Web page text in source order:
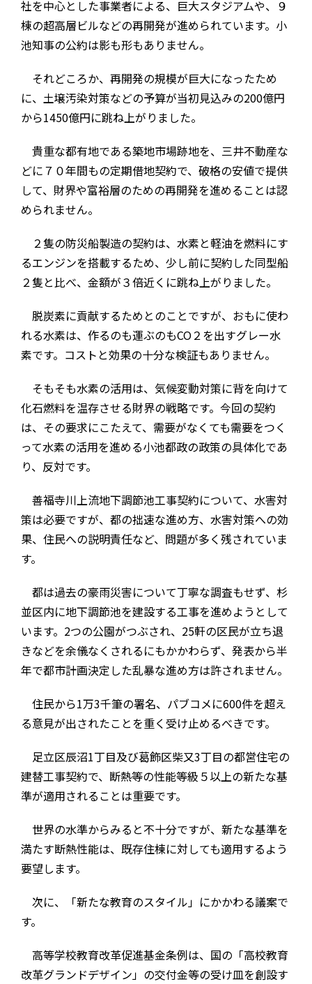
社を中心とした事業者による、巨大スタジアムや、９
棟の超高層ビルなどの再開発が進められています。小
池知事の公約は影も形もありません。
それどころか、再開発の規模が巨大になったため
に、土壌汚染対策などの予算が当初見込みの200億円
から1450億円に跳ね上がりました。
貴重な都有地である築地市場跡地を、三井不動産な
どに７０年間もの定期借地契約で、破格の安値で提供
して、財界や富裕層のための再開発を進めることは認
められません。
２隻の防災船製造の契約は、水素と軽油を燃料にす
るエンジンを搭載するため、少し前に契約した同型船
２隻と比べ、金額が３倍近くに跳ね上がりました。
脱炭素に貢献するためとのことですが、おもに使わ
れる水素は、作るのも運ぶのもCO２を出すグレー水
素です。コストと効果の十分な検証もありません。
そもそも水素の活用は、気候変動対策に背を向けて
化石燃料を温存させる財界の戦略です。今回の契約
は、その要求にこたえて、需要がなくても需要をつく
って水素の活用を進める小池都政の政策の具体化であ
り、反対です。
善福寺川上流地下調節池工事契約について、水害対
策は必要ですが、都の拙速な進め方、水害対策への効
果、住民への説明責任など、問題が多く残されていま
す。
都は過去の豪雨災害について丁寧な調査もせず、杉
並区内に地下調節池を建設する工事を進めようとして
います。2つの公園がつぶされ、25軒の区民が立ち退
きなどを余儀なくされるにもかかわらず、発表から半
年で都市計画決定した乱暴な進め方は許されません。
住民から1万3千筆の署名、パブコメに600件を超え
る意見が出されたことを重く受け止めるべきです。
足立区辰沼1丁目及び葛飾区柴又3丁目の都営住宅の
建替工事契約で、断熱等の性能等級５以上の新たな基
準が適用されることは重要です。
世界の水準からみると不十分ですが、新たな基準を
満たす断熱性能は、既存住棟に対しても適用するよう
要望します。
次に、「新たな教育のスタイル」にかかわる議案で
す。
高等学校教育改革促進基金条例は、国の「高校教育
改革グランドデザイン」の交付金等の受け皿を創設す